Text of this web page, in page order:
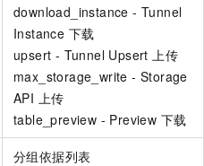
download_instance - Tunnel
Instance 下载
upsert - Tunnel Upsert 上传
max_storage_write - Storage
API 上传
table_preview - Preview 下载
分组依据列表